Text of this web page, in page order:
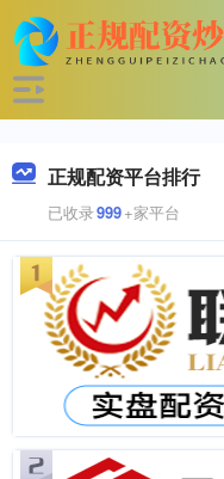
正规配资平台排行
已收录999+家平台